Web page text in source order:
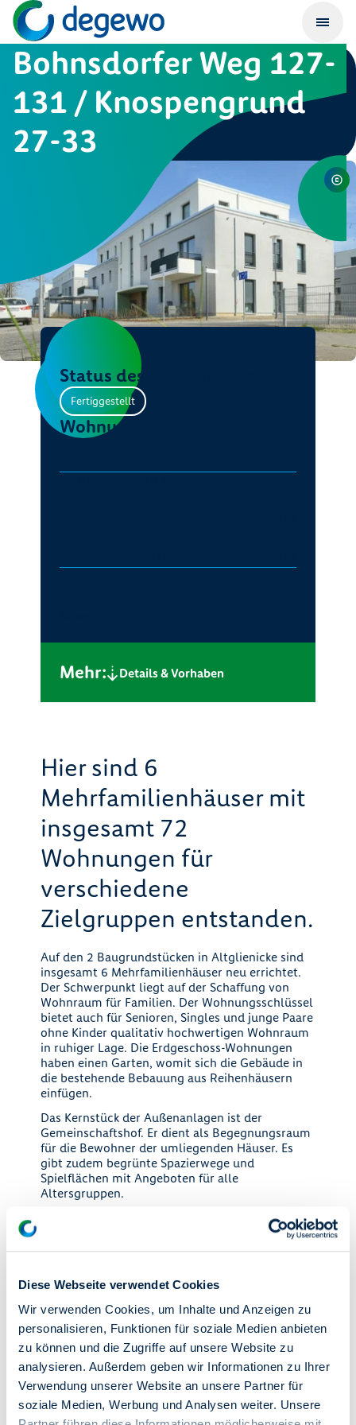
Diese Webseite verwendet Cookies
Wir verwenden Cookies, um Inhalte und Anzeigen zu
personalisieren, Funktionen für soziale Medien anbieten
zu können und die Zugriffe auf unsere Website zu
analysieren. Außerdem geben wir Informationen zu Ihrer
Verwendung unserer Website an unsere Partner für
soziale Medien, Werbung und Analysen weiter. Unsere
Bohnsdorfer Weg 127-
131 / Knospengrund
27-33
Status des Bauvorhabens
Fertiggestellt
Wohnungen
Mehr: Details & Vorhaben
Hier sind 6
Mehrfamilienhäuser mit
insgesamt 72
Wohnungen für
verschiedene
Zielgruppen entstanden.
Auf den 2 Baugrundstücken in Altglienicke sind
insgesamt 6 Mehrfamilienhäuser neu errichtet.
Der Schwerpunkt liegt auf der Schaffung von
Wohnraum für Familien. Der Wohnungsschlüssel
bietet auch für Senioren, Singles und junge Paare
ohne Kinder qualitativ hochwertigen Wohnraum
in ruhiger Lage. Die Erdgeschoss-Wohnungen
haben einen Garten, womit sich die Gebäude in
die bestehende Bebauung aus Reihenhäusern
einfügen.
Das Kernstück der Außenanlagen ist der
Gemeinschaftshof. Er dient als Begegnungsraum
für die Bewohner der umliegenden Häuser. Es
gibt zudem begrünte Spazierwege und
Spielflächen mit Angeboten für alle
Altersgruppen.
Altglienicke ist ein ruhiger Ortsteil im Süden
Berlins, der zum Bezirk Treptow-Köpenick gehört.
Altglienicke grenzt an das grüne Brandenburg,
und Medienstandort Adlershof. Das Berliner
Zentrum ist gut erreichbar: In nur etwa 30
Minuten gelangen Sie mit dem Auto oder der S-
Bahn zur Friedrichstraße, zum Zoologischen
Garten oder zum Alexanderplatz. Den neuen
Flughafen BER können Sie in nur 15 Minuten
erreichen.